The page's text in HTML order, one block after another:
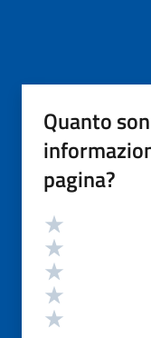
Quanto
pagina?
Valutazione